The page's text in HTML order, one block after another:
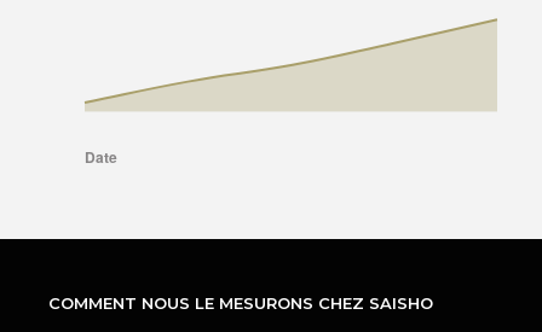
COMMENT NOUS LE MESURONS CHEZ SAISHO